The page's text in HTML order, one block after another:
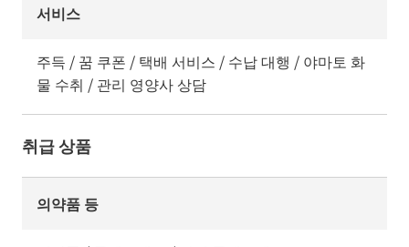
서비스
주득 / 꿈 쿠폰 / 택배 서비스 / 수납 대행 / 야마토 화
물 수취 / 관리 영양사 상담
취급 상품
의약품 등